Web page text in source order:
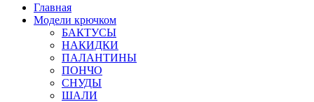
Главная
Модели крючком
БАКТУСЫ
НАКИДКИ
ПАЛАНТИНЫ
ПОНЧО
СНУДЫ
ШАЛИ